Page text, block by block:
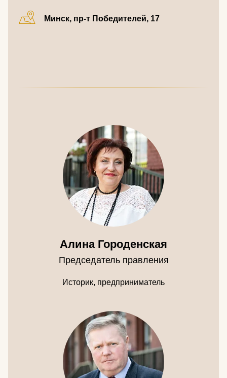
Минск, пр-т Победителей, 17
Алина Городенская
Председатель правления
Историк, предприниматель